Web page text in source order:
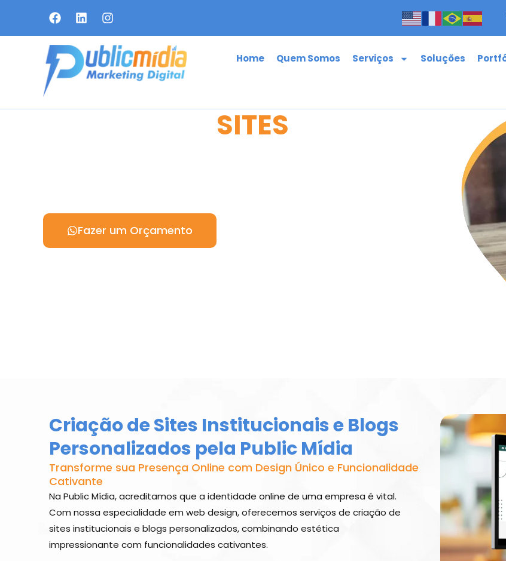
Home Quem Somos Serviços Soluções
SITES
Fazer um Orçamento
Criação de Sites Institucionais e Blogs
Personalizados pela Public Mídia
Transforme sua Presença Online com Design Único e Funcionalidade
Cativante
Na Public Mídia, acreditamos que a identidade online de uma empresa é vital.
Com nossa especialidade em web design, oferecemos serviços de criação de
sites institucionais e blogs personalizados, combinando estética
impressionante com funcionalidades cativantes.